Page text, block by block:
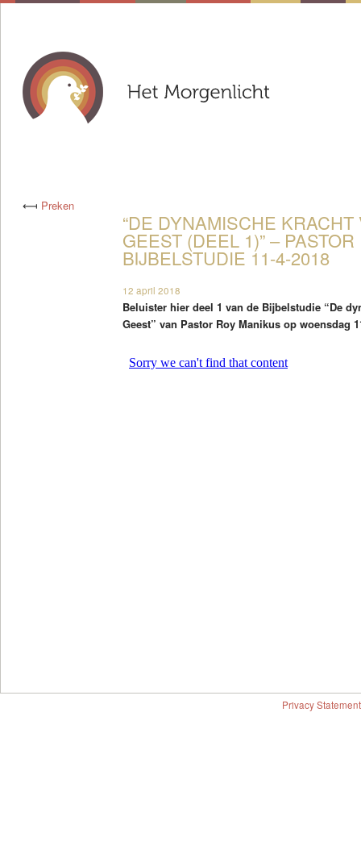
⟻ Preken
“DE DYNAMISCHE
GEEST (DEEL 1)” –
BIJBELSTUDIE 11-4-2018
12 april 2018
Beluister hier deel 1 van de Bijbelstudie “De
Geest” van Pastor Roy Manikus op woensdag
Privacy Statement